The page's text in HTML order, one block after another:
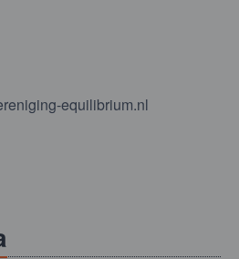
equilibrium.nl